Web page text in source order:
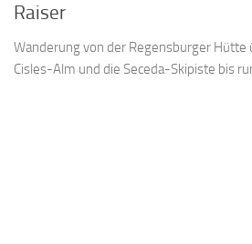
Raiser
Wanderung von der Regensburger Hütte
Cisles-Alm und die Seceda-Skipiste bis